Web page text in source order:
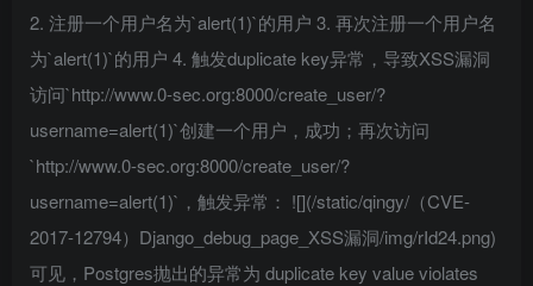
2. 注册一个用户名为`alert(1)`的用户 3. 再次注册一个用户名
为`alert(1)`的用户 4. 触发duplicate key异常，导致XSS漏洞
访问`http://www.0-sec.org:8000/create_user/?
username=alert(1)`创建一个用户，成功；再次访问
`http://www.0-sec.org:8000/create_user/?
username=alert(1)`，触发异常： ![](/static/qingy/（CVE-
2017-12794）Django_debug_page_XSS漏洞/img/rId24.png)
可见，Postgres抛出的异常为 duplicate key value violates